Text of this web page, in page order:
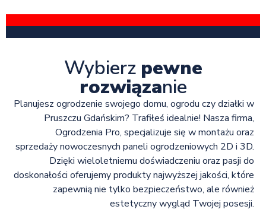
Wybierz pewne
rozwiązanie
Planujesz ogrodzenie swojego domu, ogrodu czy działki w
Pruszczu Gdańskim? Trafiłeś idealnie! Nasza firma,
Ogrodzenia Pro, specjalizuje się w montażu oraz
sprzedaży nowoczesnych paneli ogrodzeniowych 2D i 3D.
Dzięki wieloletniemu doświadczeniu oraz pasji do
doskonałości oferujemy produkty najwyższej jakości, które
zapewnią nie tylko bezpieczeństwo, ale również
estetyczny wygląd Twojej posesji.